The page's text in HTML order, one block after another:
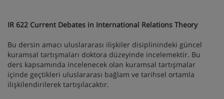
IR 622 Current Debates in International Relations Theory
Bu dersin amacı uluslararası ilişkiler disiplinindeki güncel
kuramsal tartışmaları doktora düzeyinde incelemektir. Bu
ders kapsamında incelenecek olan kuramsal tartışmalar
içinde geçtikleri uluslararası bağlam ve tarihsel ortamla
ilişkilendirilerek tartışılacaktır.